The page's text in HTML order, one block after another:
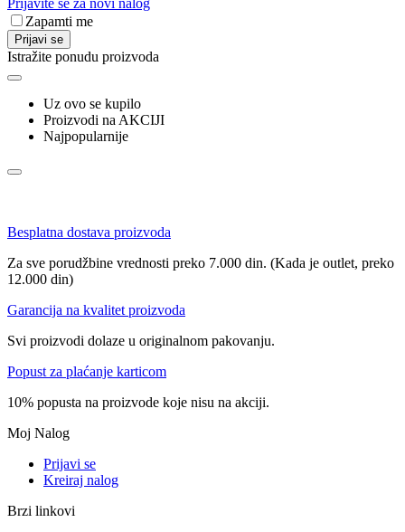
Zapamti me
Prijavi se
Istražite ponudu proizvoda
Uz ovo se kupilo
Proizvodi na AKCIJI
Najpopularnije
Besplatna dostava proizvoda
Za sve porudžbine vrednosti preko 7.000 din. (Kada je outlet, preko
12.000 din)
Garancija na kvalitet proizvoda
Svi proizvodi dolaze u originalnom pakovanju.
Popust za plaćanje karticom
10% popusta na proizvode koje nisu na akciji.
Moj Nalog
Prijavi se
Kreiraj nalog
Brzi linkovi